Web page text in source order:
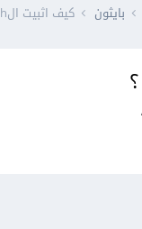
بايثون كيف اثبيت الPyTorch ؟